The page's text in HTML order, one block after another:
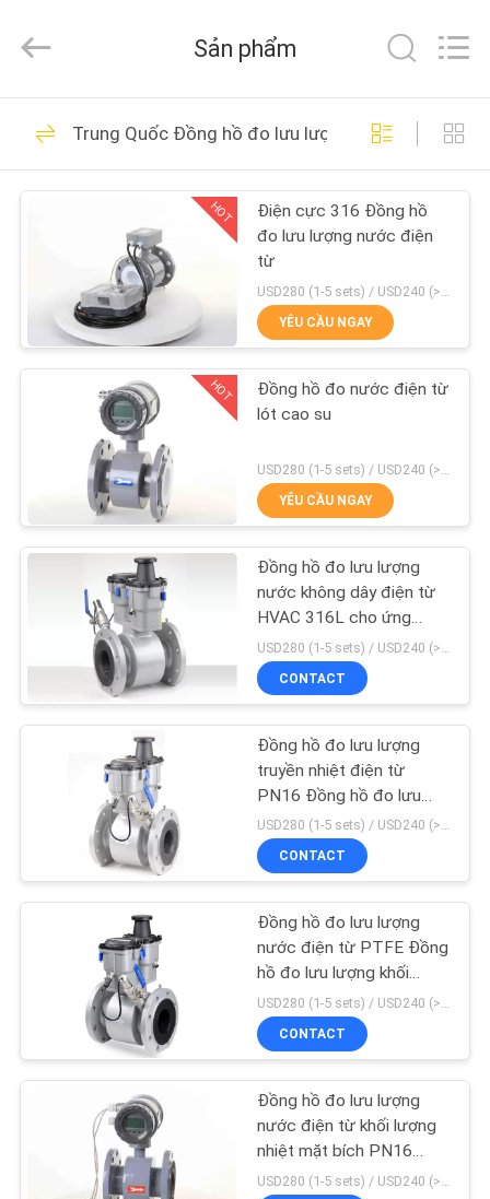
TRANG
CHỦ
PHẨM
VỀ
CHÚNG
THAM
QUAN
KIỂM
SOÁT
LƯỢNG
LIÊN
HỆ
CHÚNG
TIN
TỨC
Technology
Rights
Van sưởi vùng
25
Van vùng nồi hơi
15
Van vùng có động
cơ
29
Van bi sưởi
18
Van điều khiển nhiệt
độ
17
Sản phẩm
Trung Quốc Đồng hồ đo lưu lượng nước điện từ
HOT
Điện cực 316 Đồng hồ
đo lưu lượng nước điện
từ
USD280 (1-5 sets) / USD240 (>5 sets) MOQ:1
YÊU CẦU NGAY
HOT
Đồng hồ đo nước điện từ
lót cao su
YÊU CẦU NGAY
Đồng hồ đo lưu lượng
nước không dây điện từ
HVAC 316L cho ứng
dụng bùn
CONTACT
Đồng hồ đo lưu lượng
truyền nhiệt điện từ
PN16 Đồng hồ đo lưu
lượng nước biển 1.6 Mpa
232 Psi
USD280 (1-5 sets) / USD240 (>5 sets) MOQ:1
CONTACT
Đồng hồ đo lưu lượng
nước điện từ PTFE Đồng
hồ đo lưu lượng khối
lượng nhiệt PN16 NR
USD280 (1-5 sets) / USD240 (>5 sets) MOQ:1
CONTACT
Đồng hồ đo lưu lượng
nước điện từ khối lượng
nhiệt mặt bích PN16
15m / S